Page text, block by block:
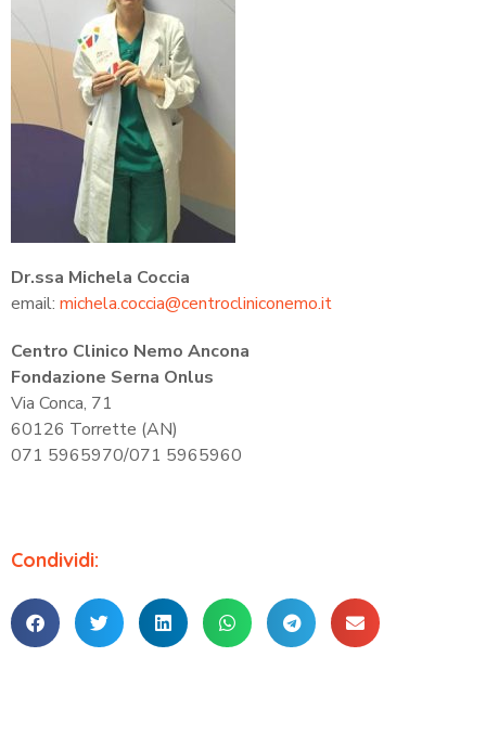
Dr.ssa Michela Coccia
email: michela.coccia@centrocliniconemo.it
Centro Clinico Nemo Ancona
Fondazione Serna Onlus
Via Conca, 71
60126 Torrette (AN)
071 5965970/071 5965960
Condividi: